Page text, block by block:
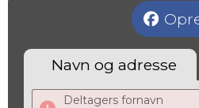
Navn og adresse
Deltagers fornavn